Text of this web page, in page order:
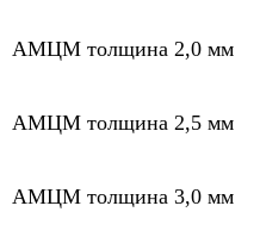
АМЦМ толщина 2,0 мм
АМЦМ толщина 2,5 мм
АМЦМ толщина 3,0 мм